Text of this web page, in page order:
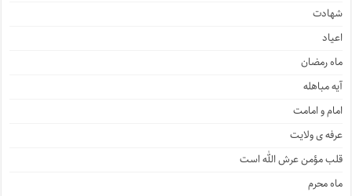
شهادت
اعیاد
ماه رمضان
آیه مباهله
امام و امامت
عرفه ی ولایت
قلب مؤمن عرش الله است
ماه محرم